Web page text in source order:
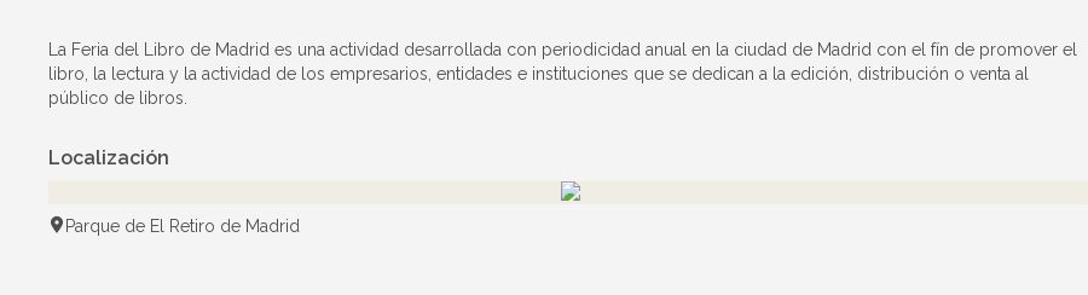
La Feria del Libro de Madrid es una actividad desarrollada con periodicidad anual en la ciudad de Madrid con el fín de promover el
libro, la lectura y la actividad de los empresarios, entidades e instituciones que se dedican a la edición, distribución o venta al
público de libros.
Localización
Parque de El Retiro de Madrid